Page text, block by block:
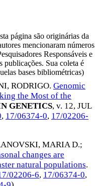
página são originárias da
mencionaram números
Responsáveis e
publicações. Sua coleta é
bases bibliométricas)
RODRIGO. Genomic
the Most of the
GENETICS, v. 12, JUL
, 17/06374-0, 17/02206-
MARIA D.;
changes are
natural populations.
02206-6, 17/06374-0,